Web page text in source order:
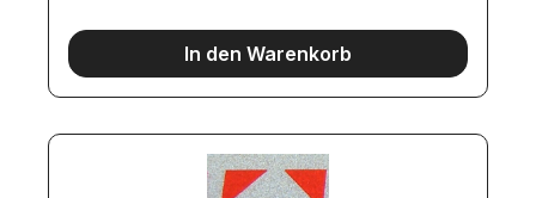
In den Warenkorb